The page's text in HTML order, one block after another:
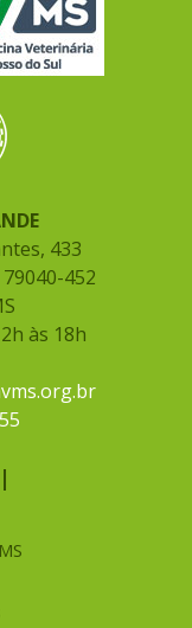
433
452
às 18h